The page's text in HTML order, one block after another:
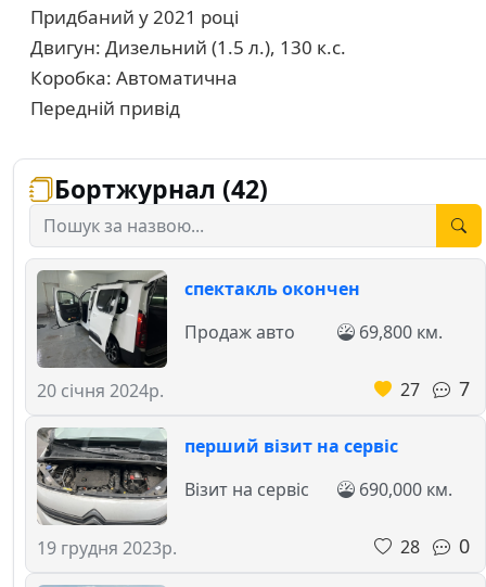
Придбаний у 2021 році
Двигун: Дизельний (1.5 л.), 130 к.с.
Коробка: Автоматична
Передній привід
Бортжурнал (42)
спектакль окончен
20 січня 2024р.
Продаж авто 69,800 км.
27 7
перший візит на сервіс
19 грудня 2023р.
Візит на сервіс 690,000 км.
28 0